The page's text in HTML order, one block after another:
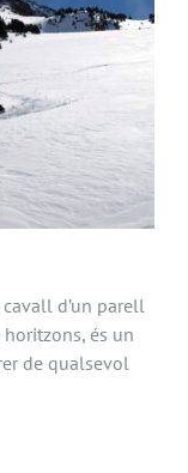
d’un parell
és un
de qualsevol